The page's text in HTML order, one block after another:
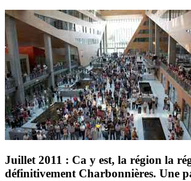
Juillet 2011 : Ca y est, la région la
définitivement Charbonnières. Une